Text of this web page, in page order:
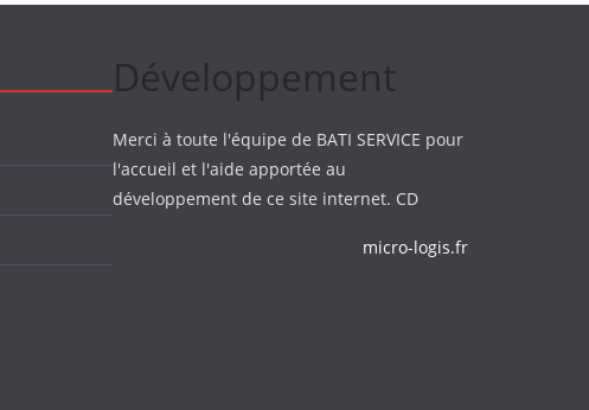
Développement
Merci à toute l'équipe de BATI SERVICE pour
l'accueil et l'aide apportée au
développement de ce site internet. CD
micro-logis.fr